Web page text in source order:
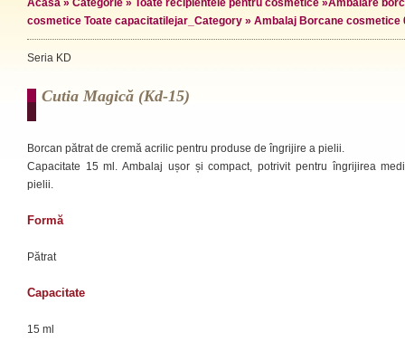
Acasă » Categorie » Toate recipientele pentru cosmetice »Ambalare
cosmetice Toate capacitatilejar_Category » Ambalaj Borcane cosmetice
Seria KD
Cutia Magică (kd-15)
Borcan pătrat de cremă acrilic pentru produse de îngrijire a pielii.
Capacitate 15 ml. Ambalaj ușor și compact, potrivit pentru îngrijirea
pielii.
Formă
Pătrat
Capacitate
15 ml